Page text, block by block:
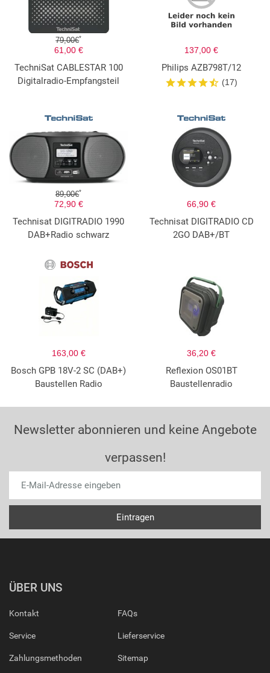
79,00€*
61,00 €
TechniSat CABLESTAR 100
Digitalradio-Empfangsteil
137,00 €
Philips AZB798T/12
(17)
89,00€*
72,90 €
Technisat DIGITRADIO 1990
DAB+Radio schwarz
66,90 €
Technisat DIGITRADIO CD
2GO DAB+/BT
163,00 €
Bosch GPB 18V-2 SC (DAB+)
Baustellen Radio
36,20 €
Reflexion OS01BT
Baustellenradio
Newsletter abonnieren und keine Angebote
verpassen!
ÜBER UNS
Kontakt
Service
Zahlungsmethoden
FAQs
Lieferservice
Sitemap